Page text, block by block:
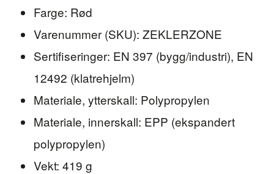
Farge: Rød
Varenummer (SKU): ZEKLERZONE
Sertifiseringer: EN 397 (bygg/industri), EN
12492 (klatrehjelm)
Materiale, ytterskall: Polypropylen
Materiale, innerskall: EPP (ekspandert
polypropylen)
Vekt: 419 g